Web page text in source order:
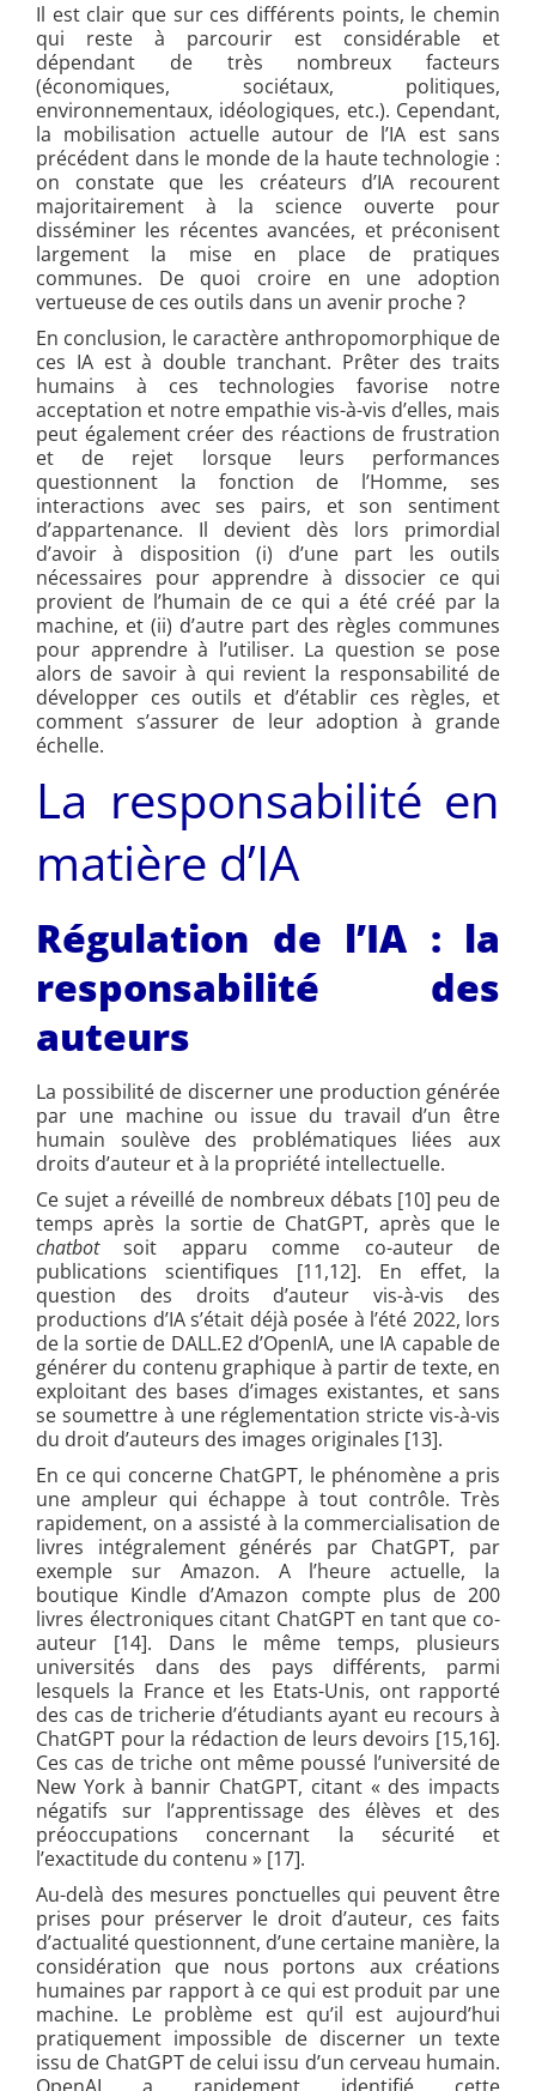
Il est clair que sur ces différents points, le chemin
qui reste à parcourir est considérable et
dépendant de très nombreux facteurs
(économiques, sociétaux, politiques,
environnementaux, idéologiques, etc.). Cependant,
la mobilisation actuelle autour de l’IA est sans
précédent dans le monde de la haute technologie :
on constate que les créateurs d’IA recourent
majoritairement à la science ouverte pour
disséminer les récentes avancées, et préconisent
largement la mise en place de pratiques
communes. De quoi croire en une adoption
vertueuse de ces outils dans un avenir proche ?
En conclusion, le caractère anthropomorphique de
ces IA est à double tranchant. Prêter des traits
humains à ces technologies favorise notre
acceptation et notre empathie vis-à-vis d’elles, mais
peut également créer des réactions de frustration
et de rejet lorsque leurs performances
questionnent la fonction de l’Homme, ses
interactions avec ses pairs, et son sentiment
d’appartenance. Il devient dès lors primordial
d’avoir à disposition (i) d’une part les outils
nécessaires pour apprendre à dissocier ce qui
provient de l’humain de ce qui a été créé par la
machine, et (ii) d’autre part des règles communes
pour apprendre à l’utiliser. La question se pose
alors de savoir à qui revient la responsabilité de
développer ces outils et d’établir ces règles, et
comment s’assurer de leur adoption à grande
échelle.
La responsabilité en
matière d’IA
Régulation de l’IA : la
responsabilité des
auteurs
La possibilité de discerner une production générée
par une machine ou issue du travail d’un être
humain soulève des problématiques liées aux
droits d’auteur et à la propriété intellectuelle.
Ce sujet a réveillé de nombreux débats [10] peu de
temps après la sortie de ChatGPT, après que le
chatbotsoit apparu comme co-auteur de
publications scientifiques [11,12]. En effet, la
question des droits d’auteur vis-à-vis des
productions d’IA s’était déjà posée à l’été 2022, lors
de la sortie de DALL.E2 d’OpenIA, une IA capable de
générer du contenu graphique à partir de texte, en
exploitant des bases d’images existantes, et sans
se soumettre à une réglementation stricte vis-à-vis
du droit d’auteurs des images originales [13].
En ce qui concerne ChatGPT, le phénomène a pris
une ampleur qui échappe à tout contrôle. Très
rapidement, on a assisté à la commercialisation de
livres intégralement générés par ChatGPT, par
exemple sur Amazon. A l’heure actuelle, la
boutique Kindle d’Amazon compte plus de 200
livres électroniques citant ChatGPT en tant que co-
auteur [14]. Dans le même temps, plusieurs
universités dans des pays différents, parmi
lesquels la France et les Etats-Unis, ont rapporté
des cas de tricherie d’étudiants ayant eu recours à
ChatGPT pour la rédaction de leurs devoirs [15,16].
Ces cas de triche ont même poussé l’université de
New York à bannir ChatGPT, citant « des impacts
négatifs sur l’apprentissage des élèves et des
préoccupations concernant la sécurité et
l’exactitude du contenu » [17].
Au-delà des mesures ponctuelles qui peuvent être
prises pour préserver le droit d’auteur, ces faits
d’actualité questionnent, d’une certaine manière, la
considération que nous portons aux créations
humaines par rapport à ce qui est produit par une
machine. Le problème est qu’il est aujourd’hui
pratiquement impossible de discerner un texte
issu de ChatGPT de celui issu d’un cerveau humain.